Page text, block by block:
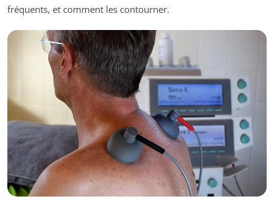
fréquents, et comment les contourner.